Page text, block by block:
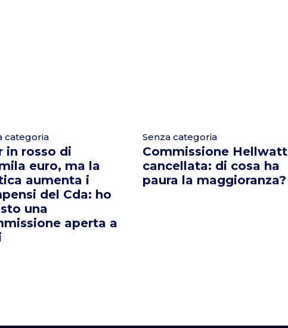
categoria
in rosso di
euro, ma la
aumenta i
del Cda: ho
una
aperta a
Senza categoria
Commissione Hellwatt
cancellata: di cosa ha
paura la maggioranza?